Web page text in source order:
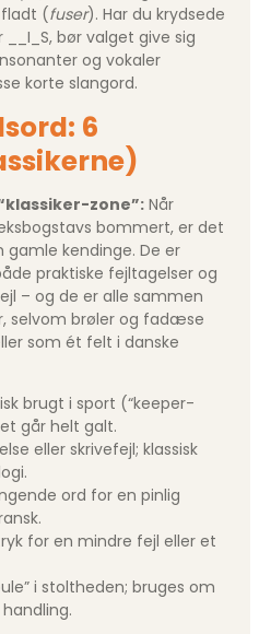
(fuser). Har du krydsede
bør valget give sig
og vokaler
korte slangord.
6
zone”: Når
bommert, er det
kendinge. De er
praktiske fejltagelser og
– og de er alle sammen
selvom brøler og fadæse
som ét felt i danske
brugt i sport (“keeper­
går helt galt.
eller skrivefejl; klassisk
ord for en pinlig
for en mindre fejl eller et
i stoltheden; bruges om